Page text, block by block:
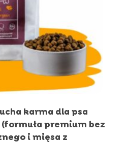
karma dla psa
premium bez
i mięsa z